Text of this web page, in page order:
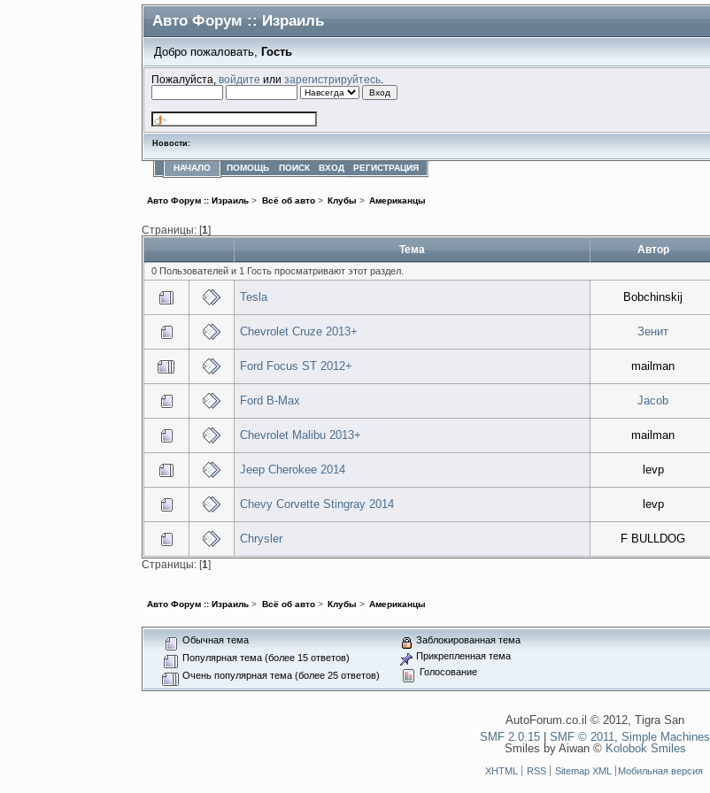
Авто Форум :: Израиль
Добро пожаловать, Гость
Пожалуйста,войдите илизарегистрируйтесь
Новости:
НАЧАЛО ПОМОЩЬ ПОИСК ВХОД РЕГИСТРАЦИЯ
Авто Форум :: Израиль > Всё об авто> Клубы > Американцы
Страницы: [1]
Тема
Автор
0 Пользователей и 1 Гость просматривают этот раздел.
Tesla Bobchinskij
Chevrolet Cruze 2013+ Зенит
Ford Focus ST 2012+ mailman
Ford B-Max Jacob
Chevrolet Malibu 2013+ mailman
Jeep Cherokee 2014 levp
Chevy Corvette Stingray 2014 levp
Chrysler F BULLDOG
Страницы: [1]
Авто Форум :: Израиль > Всё об авто> Клубы > Американцы
Обычная тема
Популярная тема (более 15 ответов)
Очень популярная тема (более 25 ответов)
Заблокированная тема
Прикрепленная тема
Голосование
AutoForum.co.il © 2012, Tigra San
SMF 2.0.15
SMF © 2011
Simple Machines
Smiles by Aiwan © Kolobok Smiles
XHTML RSS Sitemap XML Мобильная версия